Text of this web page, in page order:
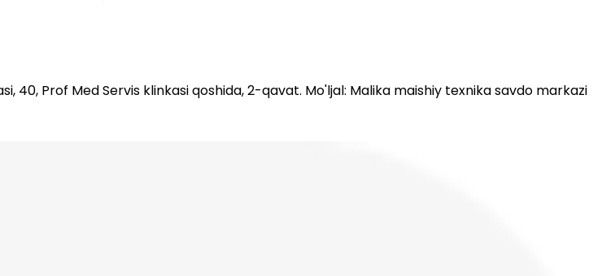
40, Prof Med Servis klinkasi qoshida, 2-qavat. Mo'ljal: Malika maishiy texnika savdo markazi